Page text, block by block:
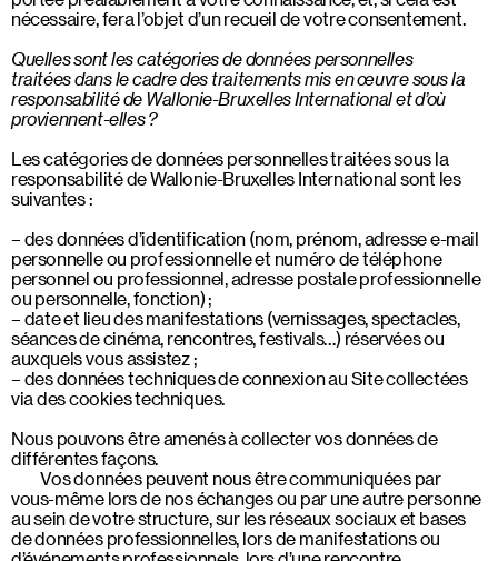
nécessaire, fera l’objet d’un recueil de votre consentement.
Quelles sont les catégories de données personnelles
traitées dans le cadre des traitements mis en œuvre sous la
responsabilité de Wallonie-Bruxelles International et d’où
proviennent-elles ?
Les catégories de données personnelles traitées sous la
responsabilité de Wallonie-Bruxelles International sont les
suivantes :
des données d’identification (nom, prénom, adresse e-mail
personnelle ou professionnelle et numéro de téléphone
personnel ou professionnel, adresse postale professionnelle
ou personnelle, fonction) ;
date et lieu des manifestations (vernissages, spectacles,
séances de cinéma, rencontres, festivals…) réservées ou
auxquels vous assistez ;
des données techniques de connexion au Site collectées
via des cookies techniques.
Nous pouvons être amenés à collecter vos données de
différentes façons.
Vos données peuvent nous être communiquées par
vous-même lors de nos échanges ou par une autre personne
au sein de votre structure, sur les réseaux sociaux et bases
de données professionnelles, lors de manifestations ou